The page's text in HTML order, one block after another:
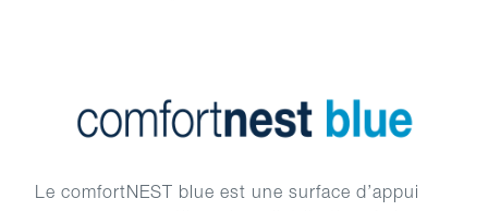
Le comfortNEST blue est une surface d’appui